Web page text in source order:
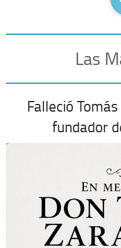
Las
Falleció
fundador